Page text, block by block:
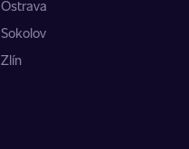
Ostrava
Sokolov
Zlín